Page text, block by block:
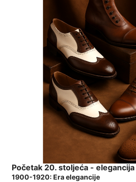
Početak 20. stoljeća -
1900-1920: Era elegancije